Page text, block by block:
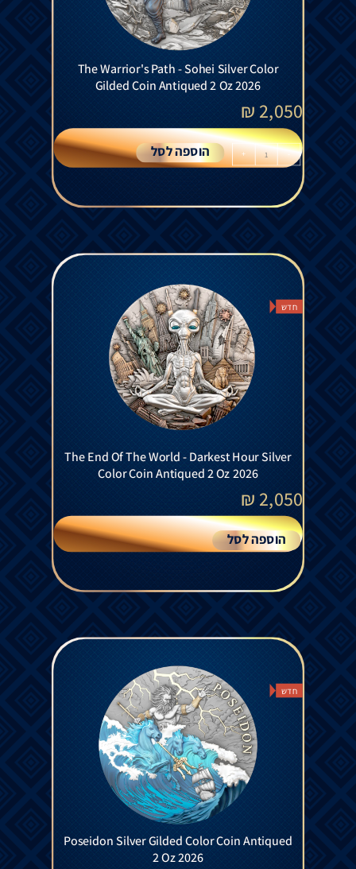
The Warrior's Path - Sohei Silver Color
Gilded Coin Antiqued 2 Oz 2026
2,050
₪
-
+ הוספה לסל
חדש
The End Of The World - Darkest Hour Silver
Color Coin Antiqued 2 Oz 2026
2,050
₪
הוספה לסל
חדש
Poseidon Silver Gilded Color Coin Antiqued
2 Oz 2026